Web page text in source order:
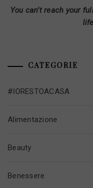
You can’t reach your
CATEGORIE
#IORESTOACASA
Alimentazione
Beauty
Benessere